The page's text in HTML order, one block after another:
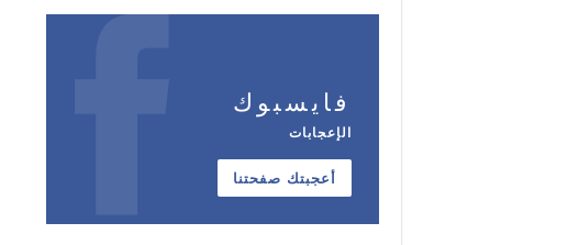
فايسبوك
الإعجابات
أعجبتك صفحتنا